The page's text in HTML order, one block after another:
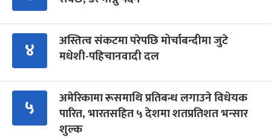
४
अस्तित्व संकटमा परेपछि मोर्चाबन्दीमा जुटे
मधेशी-पहिचानवादी दल
५
अमेरिकामा रूसमाथि प्रतिबन्ध लगाउने विधेयक
पारित, भारतसहित ५ देशमा शतप्रतिशत भन्सार
शुल्क